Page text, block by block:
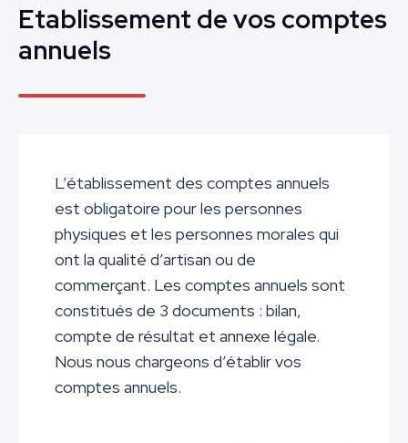
Etablissement de vos comptes
annuels
L’établissement des comptes annuels
est obligatoire pour les personnes
physiques et les personnes morales qui
ont la qualité d’artisan ou de
commerçant. Les comptes annuels sont
constitués de 3 documents : bilan,
compte de résultat et annexe légale.
Nous nous chargeons d’établir vos
comptes annuels.